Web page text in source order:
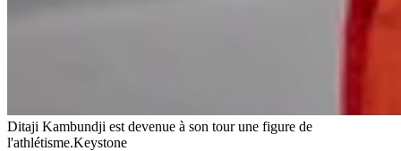
Ditaji Kambundji est devenue à son tour une figure de
l'athlétisme.Keystone